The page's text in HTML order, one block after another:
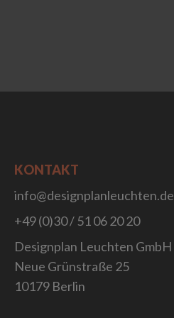
KONTAKT
info@designplanleuchten.de
+49 (0)30 / 51 06 20 20
Designplan Leuchten GmbH
Neue Grünstraße 25
10179 Berlin